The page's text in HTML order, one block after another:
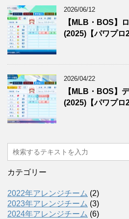
2026/06/12
【MLB・BOS】
(2025)【パワプロ
2026/04/22
【MLB・BOS】
(2025)【パワプロ
カテゴリー
2022年アレンジチーム (2)
2023年アレンジチーム (3)
2024年アレンジチーム (6)